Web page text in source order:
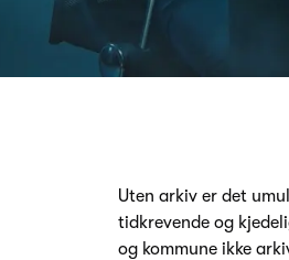
Uten arkiv er det
tidkrevende og
og kommune ikke